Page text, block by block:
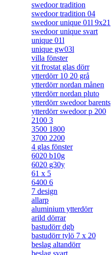
swedoor tradition
swedoor tradition 04
swedoor unique 01l 9x21
swedoor unique svart
unique 01l
unique gw03l
villa fönster
vit frostat glas dörr
ytterdörr 10 20 grå
ytterdörr nordan månen
ytterdörr nordan pluto
ytterdörr swedoor barents
ytterdörr swedoor p 200
2100 3
3500 1800
3700 2200
4 glas fönster
6020 b10g
6020 g30y
61 x 5
6400 6
7 design
allarp
aluminium ytterdörr
arild dörrar
bastudörr dgb
bastudörr tylö 7 x 20
beslag altandörr
beslag svart